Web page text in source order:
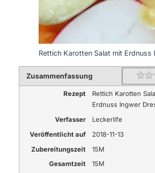
Rettich Karotten Salat mit Erdnuss
Zusammenfassung Rating
Rezept
Rettich Karotten
Erdnuss Ingwer
Verfasser
Leckerlife
Veröffentlicht auf
2018-11-13
Zubereitungszeit
15M
Gesamtzeit
15M